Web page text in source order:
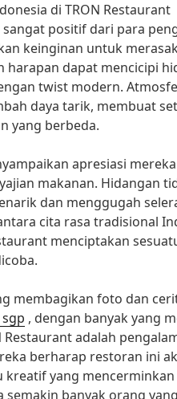
di TRON Restaurant
positif dari para
keinginan untuk
harapan dapat mencicipi
twist modern.
daya tarik, membuat
yang berbeda.
apresiasi
makanan. Hidangan
dan menggugah
cita rasa tradisional
menciptakan
membagikan foto dan
, dengan banyak yang
adalah
berharap restoran ini
yang mencerminkan
semakin banyak orang